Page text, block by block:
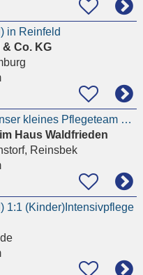
in Reinfeld
Co. KG
Unterstützung für unser kleines Pflegeteam gesucht (m/w/d) / Voll- oder Teilzeit
Haus Waldfrieden
Reinsbek
1:1 (Kinder)Intensivpflege